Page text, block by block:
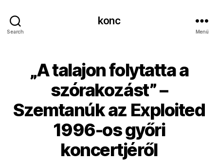
Search
konc
Menü
„A talajon folytatta a
szórakozást” –
Szemtanúk az Exploited
1996-os győri
koncertjéről